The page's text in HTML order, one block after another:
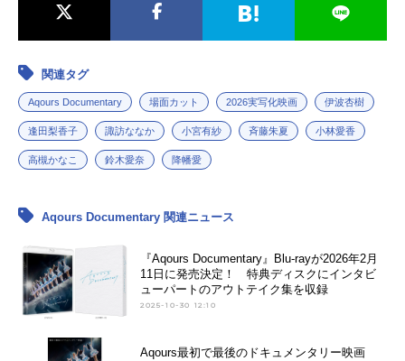
関連タグ
Aqours Documentary 場面カット 2026実写化映画 伊波杏樹
逢田梨香子 諏訪ななか 小宮有紗 斉藤朱夏 小林愛香
高槻かなこ 鈴木愛奈 降幡愛
Aqours Documentary 関連ニュース
『Aqours Documentary』Blu-rayが2026年2⽉
11⽇に発売決定！ 特典ディスクにインタビ
ューパートのアウトテイク集を収録
2025-10-30 12:10
Aqours最初で最後のドキュメンタリー映画